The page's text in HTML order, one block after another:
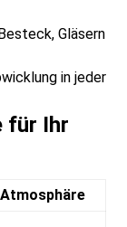
Gläsern
in jeder
für Ihr
Atmosphäre